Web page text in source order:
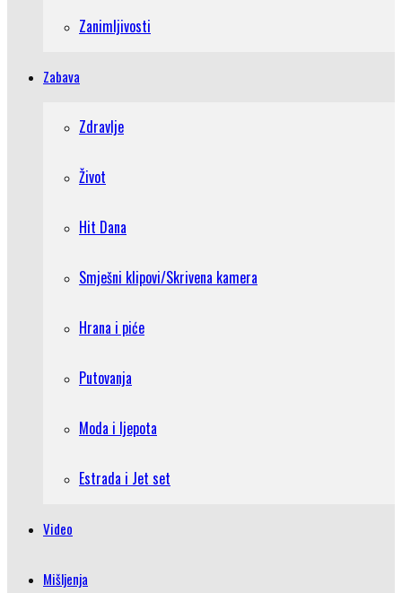
Zanimljivosti
Zabava
Zdravlje
Život
Hit Dana
Smješni klipovi/Skrivena kamera
Hrana i piće
Putovanja
Moda i ljepota
Estrada i Jet set
Video
Mišljenja